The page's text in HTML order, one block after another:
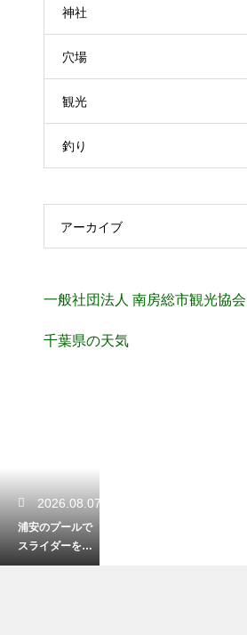
神社
穴場
観光
釣り
アーカイブ
一般社団法人 南房総市観光協会
千葉県の天気
2026.08.07
浦安のプールで
スライダーを楽
しむ！子供が大